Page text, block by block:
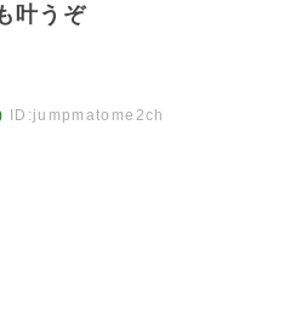
叶うぞ
ID:jumpmatome2ch